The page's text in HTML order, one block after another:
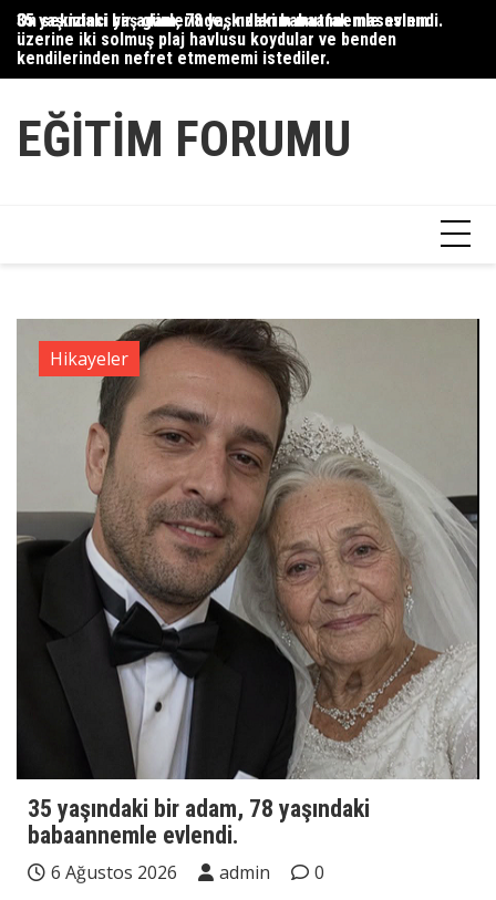
Skip
content
35 yaşındaki bir adam, 78 yaşındaki babaannemle evlendi.
On sekizinci yaş günlerinde, kızlarım mutfak masasının
üzerine iki solmuş plaj havlusu koydular ve benden
kendilerinden nefret etmememi istediler.
EĞITIM FORUMU
Hikayeler
35 yaşındaki bir adam, 78 yaşındaki
babaannemle evlendi.
6 Ağustos 2026 admin
0